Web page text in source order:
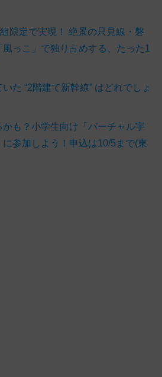
限定で実現！ 絶景の只見線・磐
っこ」で独り占めする、たった1
た “2階建て新幹線” はどれでしょ
も？小学生向け「バーチャル宇
参加しよう！申込は10/5まで(東